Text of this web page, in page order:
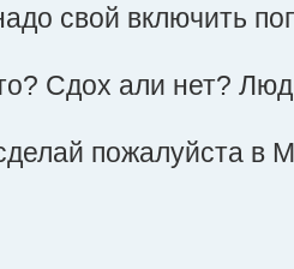
свой включить
Сдох али нет?
пожалуйста в